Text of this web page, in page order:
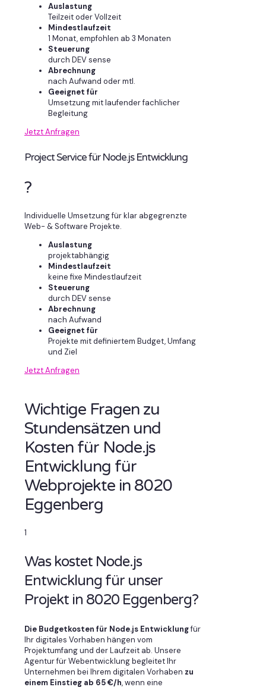
Auslastung
Teilzeit oder Vollzeit
Mindestlaufzeit
1 Monat, empfohlen ab 3 Monaten
Steuerung
durch DEV sense
Abrechnung
nach Aufwand oder mtl.
Geeignet für
Umsetzung mit laufender fachlicher
Begleitung
Jetzt Anfragen
Project Service für Node.js Entwicklung
?
Individuelle Umsetzung für klar abgegrenzte
Web- & Software Projekte.
Auslastung
projektabhängig
Mindestlaufzeit
keine fixe Mindestlaufzeit
Steuerung
durch DEV sense
Abrechnung
nach Aufwand
Geeignet für
Projekte mit definiertem Budget, Umfang
und Ziel
Jetzt Anfragen
Wichtige Fragen zu
Stundensätzen und
Kosten für Node.js
Entwicklung für
Webprojekte in 8020
Eggenberg
1
Was kostet Node.js
Entwicklung für unser
Projekt in 8020 Eggenberg?
Die Budgetkosten für Node.js Entwicklungfür
Ihr digitales Vorhaben hängen vom
Projektumfang und der Laufzeit ab. Unsere
Agentur für Webentwicklung begleitet Ihr
Unternehmen bei Ihrem digitalen Vorhaben zu
einem Einstieg ab 65 €/h, wenn eine